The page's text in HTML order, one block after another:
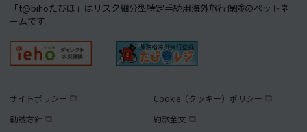
「t@bihoたびほ」はリスク細分型特定手続用海外旅行保険のペットネ
ームです。
サイトポリシー
Cookie（クッキー）ポリシー
勧誘方針
約款全文